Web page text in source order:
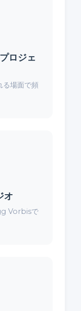
ロジェ
る場面で頻
オ
Vorbisで